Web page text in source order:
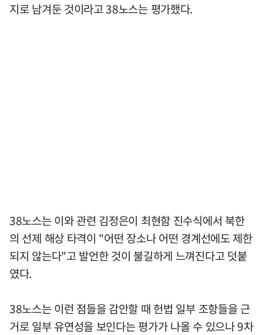
지로 남겨둔 것이라고 38노스는 평가했다.
38노스는 이와 관련 김정은이 최현함 진수식에서 북한
의 선제 해상 타격이 "어떤 장소나 어떤 경계선에도 제한
되지 않는다"고 발언한 것이 불길하게 느껴진다고 덧붙
였다.
38노스는 이런 점들을 감안할 때 헌법 일부 조항들을 근
거로 일부 유연성을 보인다는 평가가 나올 수 있으나 9차